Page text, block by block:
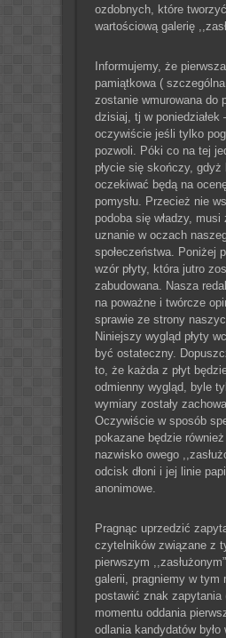
ozdobnych, które
wartościową galerię
Informujemy, że pierwsza
pamiątkowa (
zostanie wmurowana do
dzisiaj, tj w poniedziałek
oczywiście jeśli tylko
pozwoli. Póki co na tej
płycie się skończy, gdyż
oczekiwać będą na
pomysłu. Przecież nie
podoba się władzy, musi
uznanie w oczach
społeczeństwa. Poniżej
wzór płyty, która jutro
zabudowana. Nasza
na poważne i twórcze
sprawie ze strony
Niniejszy wygląd płyty
być ostateczny.
to, że każda z płyt
odmienny wygląd, byle
wymiary zostały
Oczywiście w sposób
pokazane będzie
nazwisko owego
odcisk dłoni i jej linie
anonimowe.
Pragnąc uprzedzić
czytelników związane z
pierwszym
galerii, pragniemy w tym
postawić znak zapytania
momentu oddania
odlania kandydatów było